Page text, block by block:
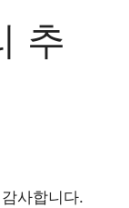
추
사합니다.